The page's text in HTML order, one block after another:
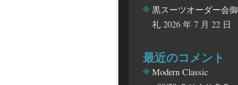
黒スーツオーダー会御
礼 2026 年 7 月 22 日
最近のコメント
Modern Classic